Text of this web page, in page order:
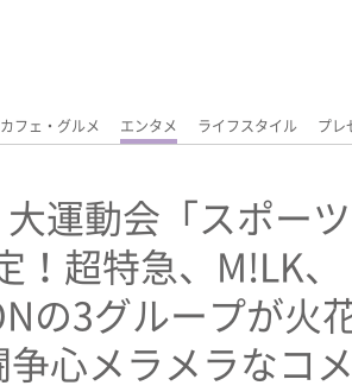
カフェ・グルメ エンタメ ライフスタイル プレ
運動会「スポー
超特急、M!LK、
の3グループが火
心メラメラなコ